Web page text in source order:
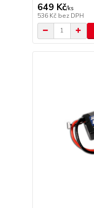
649 Kč/ks
536 Kč bez DPH